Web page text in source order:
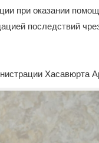
при оказании
последствий
Хасавюрта